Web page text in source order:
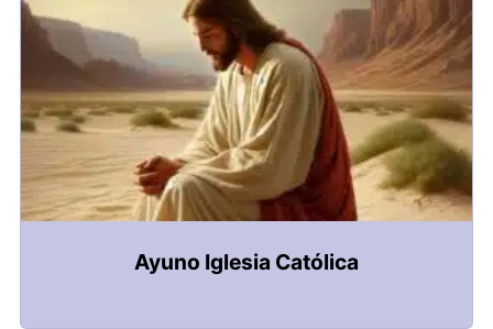
Ayuno Iglesia Católica